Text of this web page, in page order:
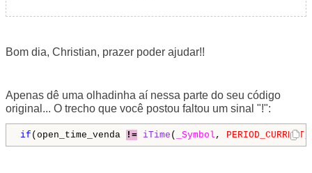
Bom dia, Christian, prazer poder ajudar!!
Apenas dê uma olhadinha aí nessa parte do seu código
original... O trecho que você postou faltou um sinal "!":
if (open_time_venda != iTime ( _Symbol , PERIOD_CURRENT